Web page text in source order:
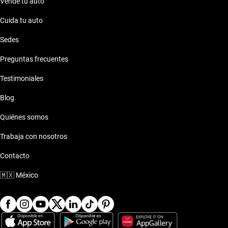
Cuida tu auto
Sedes
Preguntas frecuentes
Testimoniales
Blog
Quiénes somos
Trabaja con nosotros
Contacto
🇲🇽 México